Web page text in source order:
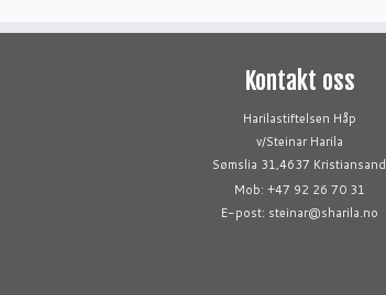
Kontakt oss
Harilastiftelsen Håp
v/Steinar Harila
Sømslia 31,4637 Kristiansand
Mob: +47 92 26 70 31
E-post: steinar@sharila.no